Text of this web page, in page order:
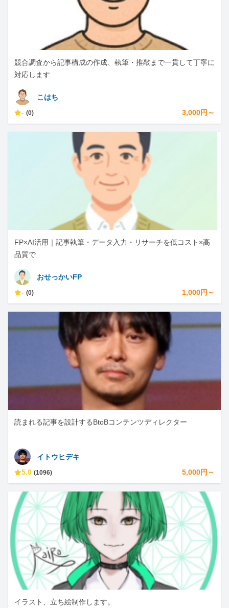
競合調査から記事構成の作成、執筆・推敲まで一貫して丁寧に
対応します
こはち
- (0) 3,000円～
FP×AI活用｜記事執筆・データ入力・リサーチを低コスト×高
品質で
おせっかいFP
- (0) 1,000円～
読まれる記事を設計するBtoBコンテンツディレクター
イトウヒデキ
5.0 (1096) 5,000円～
イラスト、立ち絵制作します。